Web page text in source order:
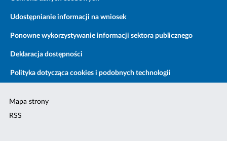
Udostępnianie informacji na wniosek
Ponowne wykorzystywanie informacji sektora publicznego
Deklaracja dostępności
Polityka dotycząca cookies i podobnych technologii
Mapa strony
RSS